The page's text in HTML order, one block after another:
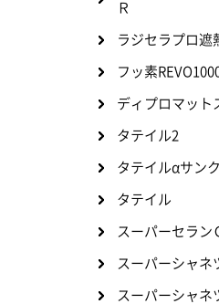
Ｒ
ラジセラプロ遮
フッ素
ディプロマット
タテイル2
タテイルαサン
タテイル
スーパーセラン
スーパーシャネ
スーパーシャネ